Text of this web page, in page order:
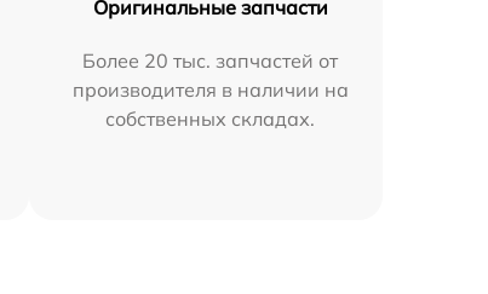
Оригинальные запчасти
Более 20 тыс. запчастей от
производителя в наличии на
собственных складах.